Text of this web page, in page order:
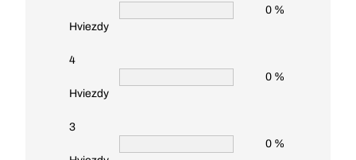
Hviezdy
0 %
4
Hviezdy
0 %
3
0 %